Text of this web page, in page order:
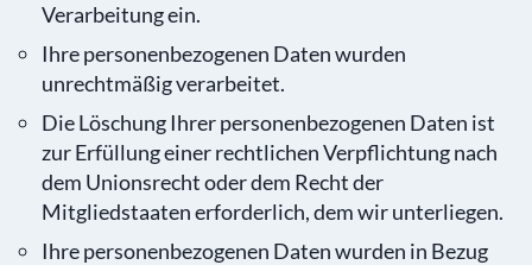
Verarbeitung ein.
Ihre personenbezogenen Daten wurden
unrechtmäßig verarbeitet.
Die Löschung Ihrer personenbezogenen Daten ist
zur Erfüllung einer rechtlichen Verpflichtung nach
dem Unionsrecht oder dem Recht der
Mitgliedstaaten erforderlich, dem wir unterliegen.
Ihre personenbezogenen Daten wurden in Bezug